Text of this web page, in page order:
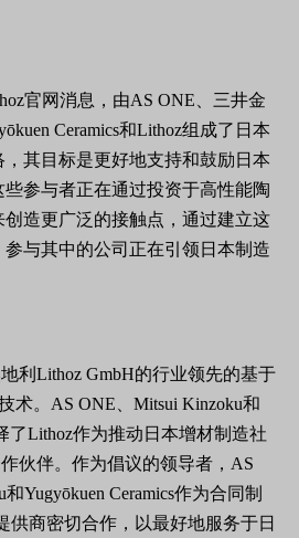
官网消息，由AS ONE、三井金
Ceramics和Lithoz组成了日本
其目标是更好地支持和鼓励日本
参与者正在通过投资于高性能陶
造更广泛的接触点，通过建立这
与其中的公司正在引领日本制造
利Lithoz GmbH的行业领先的基于
术。AS ONE、Mitsui Kinzoku和
了Lithoz作为推动日本增材制造社
伙伴。作为倡议的领导者，AS
Yugyōkuen Ceramics作为合同制
供商密切合作，以最好地服务于日